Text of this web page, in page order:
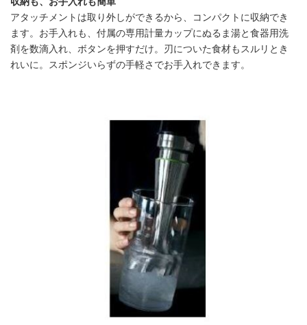
アタッチメントは取り外しができるから、コンパクトに収納でき
ます。お手入れも、付属の専用計量カップにぬるま湯と食器用洗
剤を数滴入れ、ボタンを押すだけ。刃についた食材もスルリとき
れいに。スポンジいらずの手軽さでお手入れできます。